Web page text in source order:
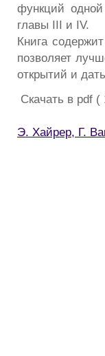
функций
главы III и IV.
Книга
позволяет
открытий и
Скачать в pdf
Э. Хайрер, Г.